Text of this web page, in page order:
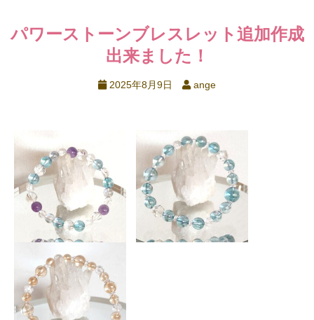
パワーストーンブレスレット追加作成
出来ました！
2025年8月9日 ange